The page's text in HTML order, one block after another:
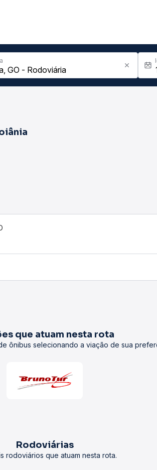
que atuam nesta rota
ônibus selecionando a viação de sua
Rodoviárias
rodoviários que atuam nesta rota.